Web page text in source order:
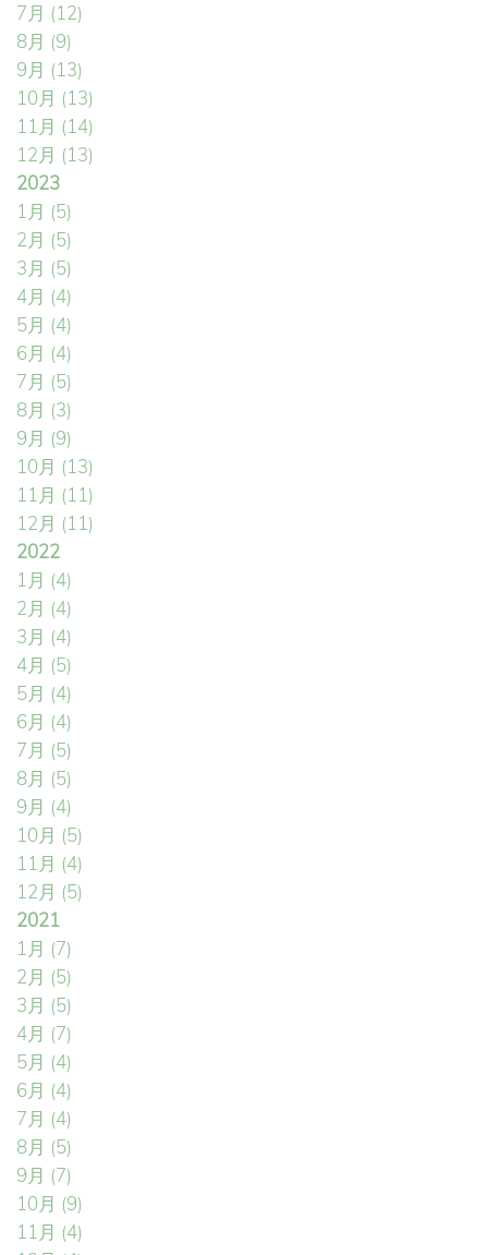
7月 (12)
8月 (9)
9月 (13)
10月 (13)
11月 (14)
12月 (13)
2023
1月 (5)
2月 (5)
3月 (5)
4月 (4)
5月 (4)
6月 (4)
7月 (5)
8月 (3)
9月 (9)
10月 (13)
11月 (11)
12月 (11)
2022
1月 (4)
2月 (4)
3月 (4)
4月 (5)
5月 (4)
6月 (4)
7月 (5)
8月 (5)
9月 (4)
10月 (5)
11月 (4)
12月 (5)
2021
1月 (7)
2月 (5)
3月 (5)
4月 (7)
5月 (4)
6月 (4)
7月 (4)
8月 (5)
9月 (7)
10月 (9)
11月 (4)